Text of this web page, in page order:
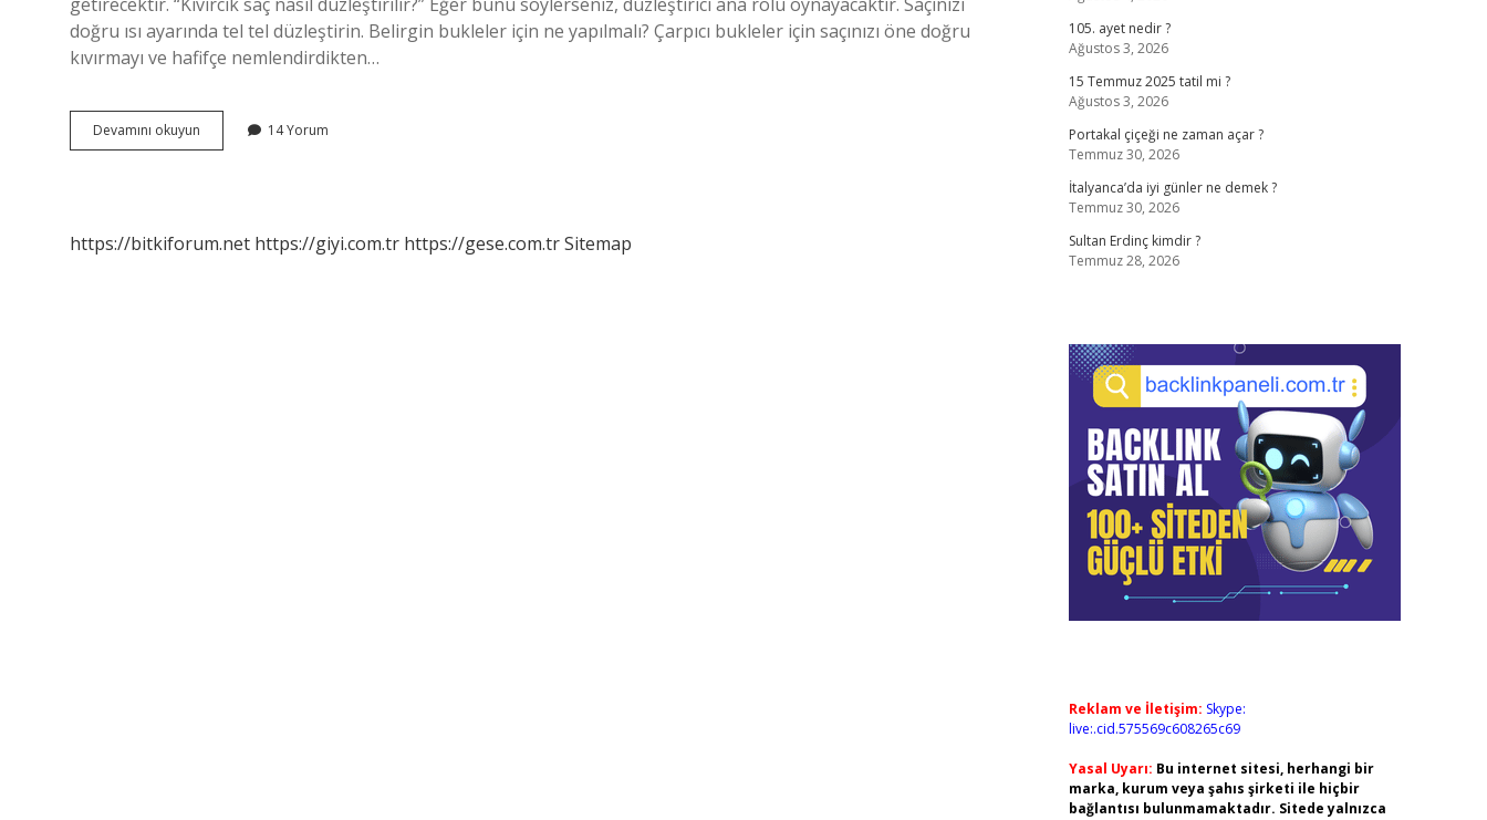
doğru ısı ayarında tel tel düzleştirin. Belirgin bukleler için ne yapılmalı? Çarpıcı bukleler için saçınızı öne doğru
kıvırmayı ve hafifçe nemlendirdikten…
Devamını okuyun
Saç
14 Yorum
https://bitkiforum.net https://giyi.com.tr https://gese.com.trSitemap
105. ayet nedir ?
Ağustos 3, 2026
15 Temmuz 2025 tatil mi ?
Ağustos 3, 2026
Portakal çiçeği ne zaman açar ?
Temmuz 30, 2026
İtalyanca’da iyi günler ne demek ?
Temmuz 30, 2026
Sultan Erdinç kimdir ?
Temmuz 28, 2026
Reklam ve İletişim: Skype:
live:.cid.575569c608265c69
Yasal Uyarı: Bu internet sitesi, herhangi bir
marka, kurum veya şahıs şirketi ile hiçbir
bağlantısı bulunmamaktadır. Sitede yalnızca